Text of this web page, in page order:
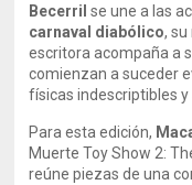
Becerril se une a las
carnaval diabólico,
escritora acompaña a
comienzan a suceder
físicas indescriptibles
Para esta edición,
Muerte Toy Show 2:
reúne piezas de una